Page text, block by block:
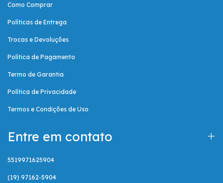
Como Comprar
Políticas de Entrega
Trocas e Devoluções
Política de Pagamento
Termo de Garantia
Política de Privacidade
Termos e Condições de Uso
Entre em contato
5519971625904
(19) 97162-5904